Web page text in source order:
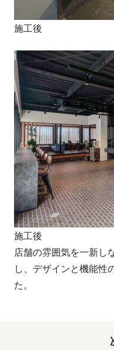
施工後
施工後
店舗の雰囲気を一新し
し、デザインと機能性
た。